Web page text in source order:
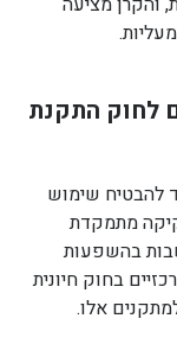
לחוק התקנת
להבטיח שימוש
מתמקדת
בהשפעות
בחוק חיונית
אלו.